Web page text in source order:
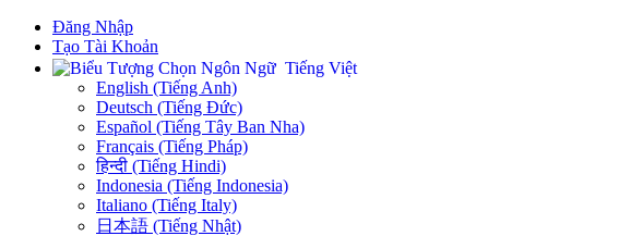
Đăng Nhập
Tạo Tài Khoản
Tiếng Việt
English (Tiếng Anh)
Deutsch (Tiếng Đức)
Español (Tiếng Tây Ban Nha)
Français (Tiếng Pháp)
हिन्दी (Tiếng Hindi)
Indonesia (Tiếng Indonesia)
Italiano (Tiếng Italy)
日本語 (Tiếng Nhật)